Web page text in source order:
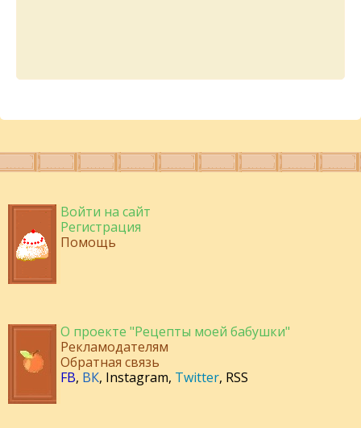
Войти на сайт
Регистрация
Помощь
О проекте "Рецепты моей бабушки"
Рекламодателям
Обратная связь
FB, ВК, Instagram, Twitter, RSS